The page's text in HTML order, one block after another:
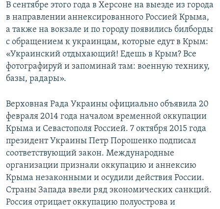
В сентябре этого года в Херсоне на выезде из города
в направлении аннексированного Россией Крыма,
а также на вокзале и по городу появились билборды
с обращением к украинцам, которые едут в Крым:
«Украинский отдыхающий! Едешь в Крым? Все
фотографируй и запоминай там: военную технику,
базы, радары».
Верховная Рада Украины официально объявила 20
февраля 2014 года началом временной оккупации
Крыма и Севастополя Россией. 7 октября 2015 года
президент Украины Петр Порошенко подписал
соответствующий закон. Международные
организации признали оккупацию и аннексию
Крыма незаконными и осудили действия России.
Страны Запада ввели ряд экономических санкций.
Россия отрицает оккупацию полуострова и